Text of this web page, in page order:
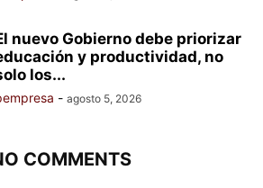
nuevo Gobierno debe priorizar
y productividad, no
los...
- agosto 5, 2026
COMMENTS